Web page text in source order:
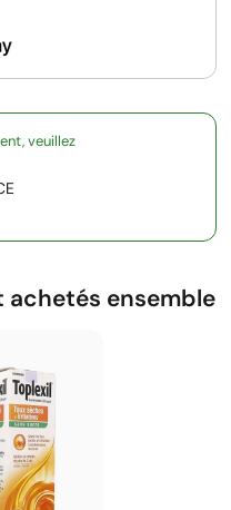
veuillez
ensemble